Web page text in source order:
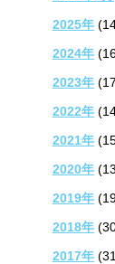
2025年
2024年
2023年
2022年
2021年
2020年
2019年
2018年
2017年